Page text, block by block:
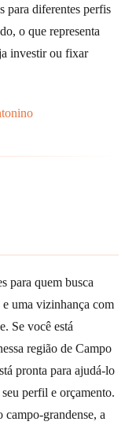
para diferentes perfis
o que representa
investir ou fixar
para quem busca
uma vizinhança com
Se você está
região de Campo
pronta para ajudá-lo
perfil e orçamento.
grandense, a